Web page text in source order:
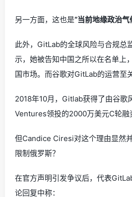
另一方面，这也是“当前地缘政治
此外，GitLab的全球风险与合规总
示，她被告知中国之所以在名单上
国市场。而谷歌对GitLab的运营至
2018年10月，Gitlab获得了由谷歌
Ventures领投的2000万美元C轮融
但Candice Ciresi对这个理由显然
限制俄罗斯？
在官方声明引发争议后，代表
论回复中称：